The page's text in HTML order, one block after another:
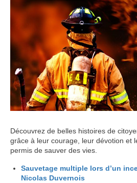
Découvrez de belles histoires de
grâce à leur courage, leur dévotion et
permis de sauver des vies.
Sauvetage multiple lors d’un
Nicolas Duvernois